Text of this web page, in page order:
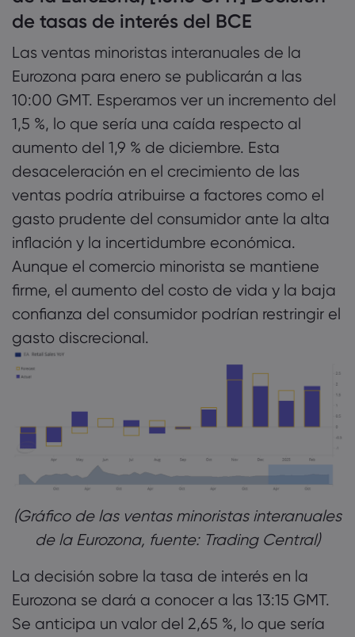
de tasas de interés del BCE
Las ventas minoristas interanuales de la
Eurozona para enero se publicarán a las
10:00 GMT. Esperamos ver un incremento del
1,5 %, lo que sería una caída respecto al
aumento del 1,9 % de diciembre. Esta
desaceleración en el crecimiento de las
ventas podría atribuirse a factores como el
gasto prudente del consumidor ante la alta
inflación y la incertidumbre económica.
Aunque el comercio minorista se mantiene
firme, el aumento del costo de vida y la baja
confianza del consumidor podrían restringir el
gasto discrecional.
(Gráfico de las ventas minoristas interanuales
de la Eurozona, fuente: Trading Central)
La decisión sobre la tasa de interés en la
Eurozona se dará a conocer a las 13:15 GMT.
Se anticipa un valor del 2,65 %, lo que sería